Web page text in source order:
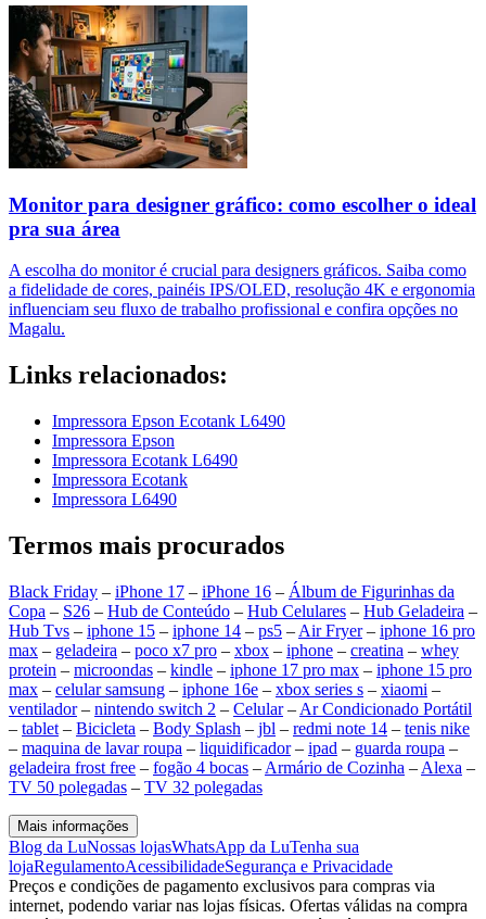
Monitor para designer gráfico: como escolher o ideal
pra sua área
A escolha do monitor é crucial para designers gráficos. Saiba como
a fidelidade de cores, painéis IPS/OLED, resolução 4K e ergonomia
influenciam seu fluxo de trabalho profissional e confira opções no
Magalu.
Links relacionados:
Impressora Epson Ecotank L6490
Impressora Epson
Impressora Ecotank L6490
Impressora Ecotank
Impressora L6490
Termos mais procurados
Black Friday – iPhone 17 – iPhone 16 – Álbum de Figurinhas da
Copa – S26 – Hub de Conteúdo – Hub Celulares – Hub Geladeira –
Hub Tvs – iphone 15 – iphone 14 – ps5 – Air Fryer– iphone 16 pro
max – geladeira – poco x7 pro – xbox – iphone – creatina – whey
protein – microondas – kindle – iphone 17 pro max – iphone 15 pro
max – celular samsung – iphone 16e – xbox series s – xiaomi –
ventilador– nintendo switch 2 – Celular– Ar Condicionado Portátil
– tablet – Bicicleta – Body Splash – jbl – redmi note 14 – tenis nike
– maquina de lavar roupa – liquidificador– ipad – guarda roupa –
geladeira frost free – fogão 4 bocas – Armário de Cozinha – Alexa –
TV 50 polegadas – TV 32 polegadas
Mais informações
Blog da LuNossas lojasWhatsApp da LuTenha sua
lojaRegulamentoAcessibilidadeSegurança e Privacidade
Preços e condições de pagamento exclusivos para compras via
internet, podendo variar nas lojas físicas. Ofertas válidas na compra